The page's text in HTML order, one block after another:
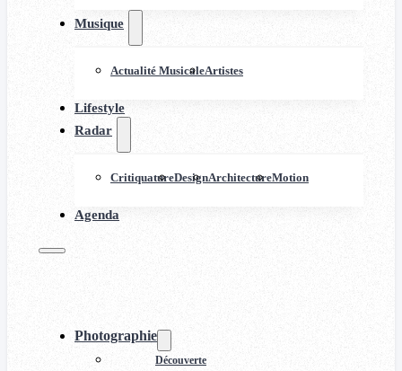
Musique
Actualité MusicaleArtistes
Lifestyle
Radar
CritiquatureDesignArchitectureMotion
Agenda
Photographie
Découverte